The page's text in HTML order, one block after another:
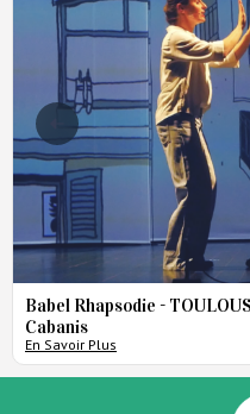
Babel Rhapsodie -
Cabanis
En Savoir Plus